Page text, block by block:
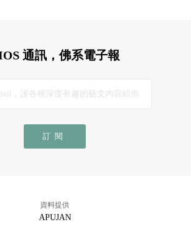
通訊，佛系電子報
訂閱
資料提供
APUJAN